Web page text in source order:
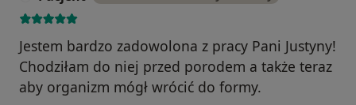
Jestem bardzo zadowolona z pracy Pani Justyny!
Chodziłam do niej przed porodem a także teraz
aby organizm mógł wrócić do formy.